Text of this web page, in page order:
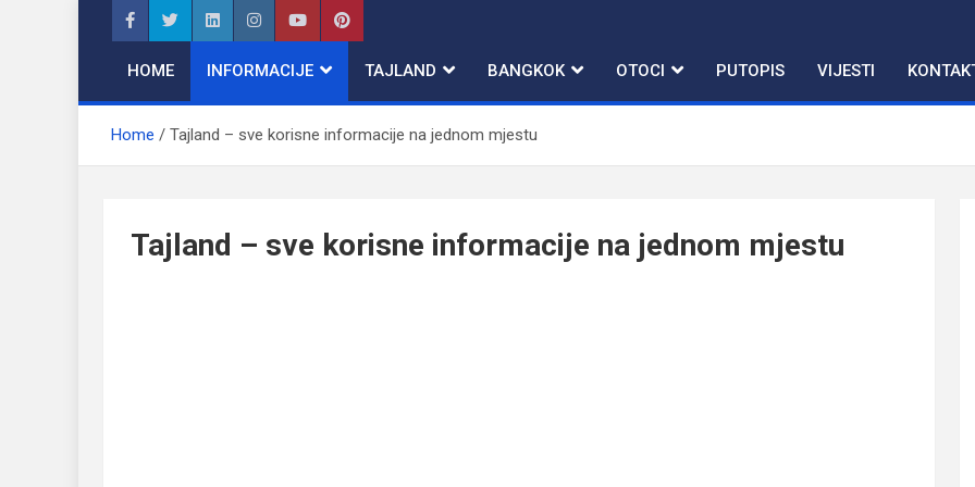
contentHOME INFORMACIJE TAJLAND BANGKOK OTOCI PUTOPIS VIJESTI
Home Tajland – sve korisne informacije na jednom mjestu
Tajland – sve korisne informacije na jednom mjestu